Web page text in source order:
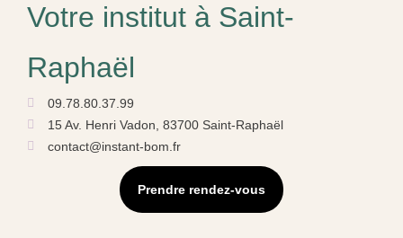
Votre institut à Saint-
Raphaël
09.78.80.37.99
15 Av. Henri Vadon, 83700 Saint-Raphaël
contact@instant-bom.fr
Prendre rendez-vous